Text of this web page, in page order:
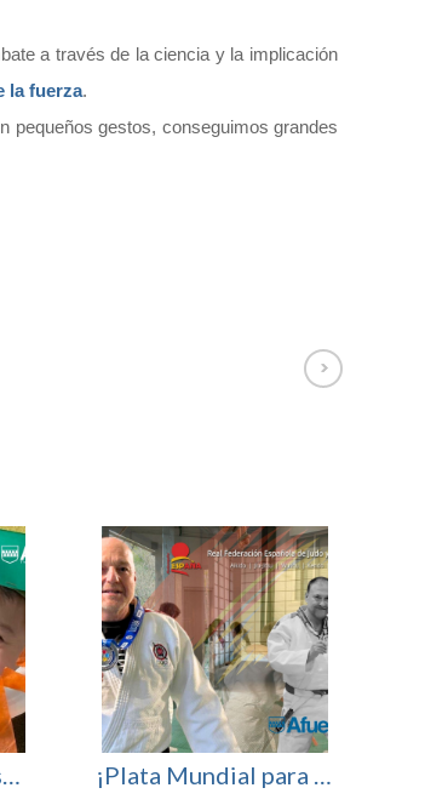
a través de la ciencia y la implicación
la fuerza.
pequeños gestos, conseguimos grandes